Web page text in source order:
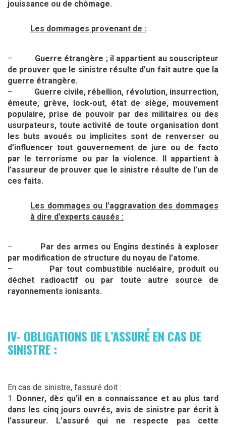
jouissance ou de chômage.
Les dommages provenant de :
– Guerre étrangère ; il appartient au souscripteur
de prouver que le sinistre résulte d’un fait autre que la
guerre étrangère.
– Guerre civile, rébellion, révolution, insurrection,
émeute, grève, lock-out, état de siège, mouvement
populaire, prise de pouvoir par des militaires ou des
usurpateurs, toute activité de toute organisation dont
les buts avoués ou implicites sont de renverser ou
d’influencer tout gouvernement de jure ou de facto
par le terrorisme ou par la violence. Il appartient à
l’assureur de prouver que le sinistre résulte de l’un de
ces faits.
Les dommages ou l’aggravation des dommages
à dire d’experts causés :
– Par des armes ou Engins destinés à exploser
par modification de structure du noyau de l’atome.
– Par tout combustible nucléaire, produit ou
déchet radioactif ou par toute autre source de
rayonnements ionisants.
IV- OBLIGATIONS DE L’ASSURÉ EN CAS DE
SINISTRE :
En cas de sinistre, l’assuré doit :
1. Donner, dès qu’il en a connaissance et au plus tard
dans les cinq jours ouvrés, avis de sinistre par écrit à
l’assureur. L’assuré qui ne respecte pas cette